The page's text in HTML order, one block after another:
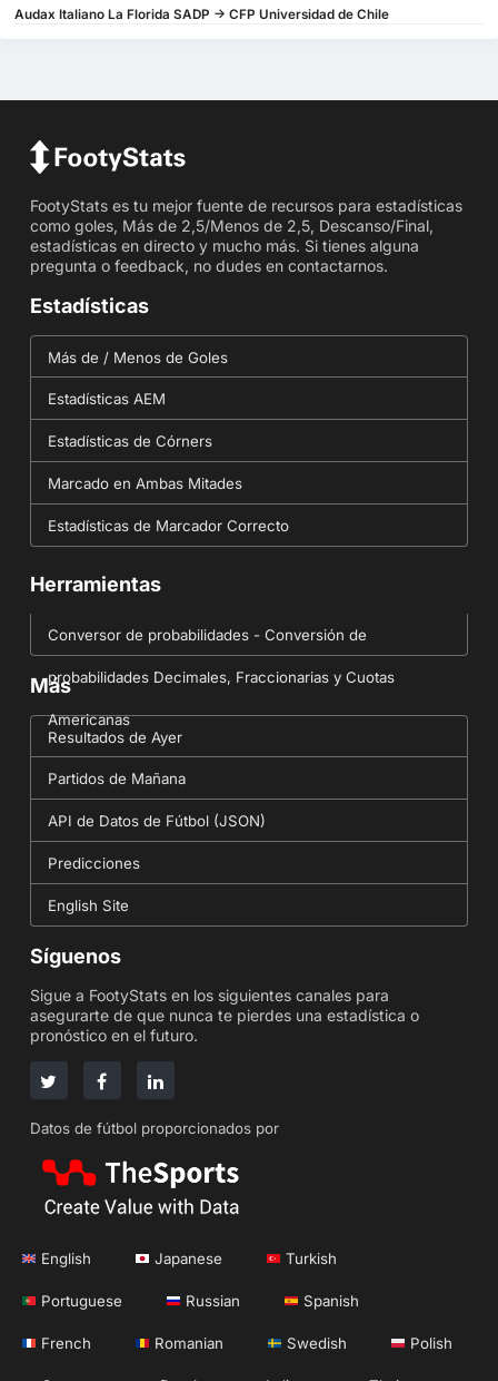
Audax Italiano La Florida SADP -> CFP Universidad de Chile
FootyStats es tu mejor fuente de recursos para estadísticas
como goles, Más de 2,5/Menos de 2,5, Descanso/Final,
estadísticas en directo y mucho más. Si tienes alguna
pregunta o feedback, no dudes en contactarnos.
Estadísticas
Más de / Menos de Goles
Estadísticas AEM
Estadísticas de Córners
Marcado en Ambas Mitades
Estadísticas de Marcador Correcto
Herramientas
Conversor de probabilidades - Conversión de
probabilidades Decimales, Fraccionarias y Cuotas
Americanas
Más
Resultados de Ayer
Partidos de Mañana
API de Datos de Fútbol (JSON)
Predicciones
English Site
Síguenos
Sigue a FootyStats en los siguientes canales para
asegurarte de que nunca te pierdes una estadística o
pronóstico en el futuro.
Datos de fútbol proporcionados por
English Japanese Turkish
Portuguese Russian Spanish
French Romanian Swedish Polish